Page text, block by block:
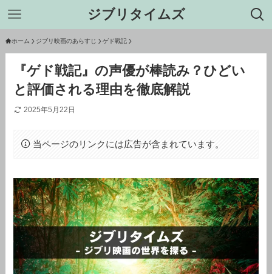
ジブリタイムズ
ホーム ジブリ映画のあらすじ ゲド戦記
『ゲド戦記』の声優が棒読み？ひどい
と評価される理由を徹底解説
2025年5月22日
当ページのリンクには広告が含まれています。